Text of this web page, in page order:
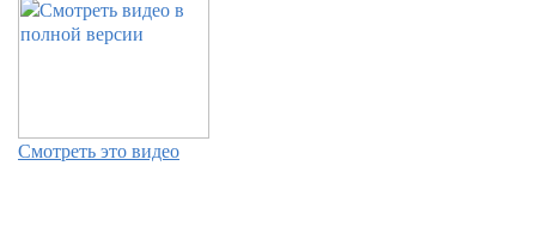
Смотреть это видео